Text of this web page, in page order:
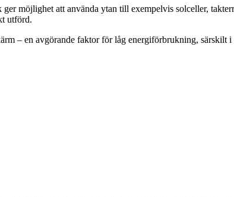
möjlighet att använda ytan till exempelvis solceller,
utförd.
– en avgörande faktor för låg energiförbrukning, särskilt